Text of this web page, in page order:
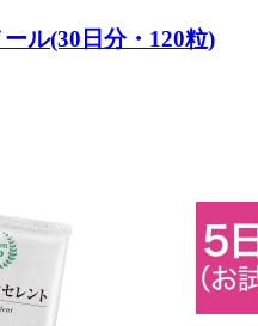
ル(30日分・120粒)